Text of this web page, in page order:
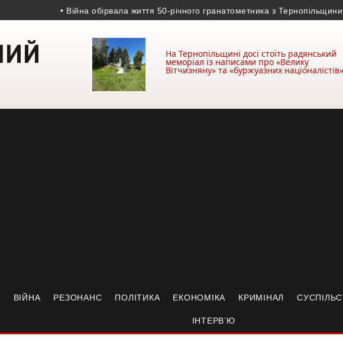
• Війна обірвала життя 50-річного гранатометника з Тернопільщини:
На Тернопільщині досі стоїть радянський
меморіал із написами про «Велику
Вітчизняну» та «буржуазних націоналістів»
ВІЙНА РЕЗОНАНС ПОЛІТИКА ЕКОНОМІКА КРИМІНАЛ
ІНТЕРВ’Ю